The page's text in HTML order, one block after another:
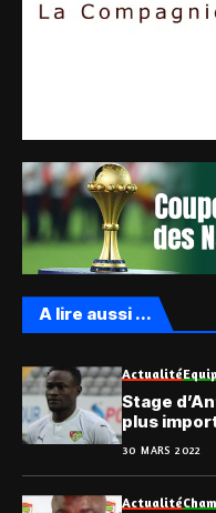
A lire aussi ...
Actualité
Stage
plus
30 MARS 2022
Actualité